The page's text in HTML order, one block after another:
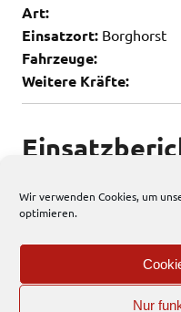
Wir verwenden Cookies, um
optimieren.
Nur
Art:
Einsatzort: Borghorst
Fahrzeuge:
Weitere Kräfte:
Allgemein